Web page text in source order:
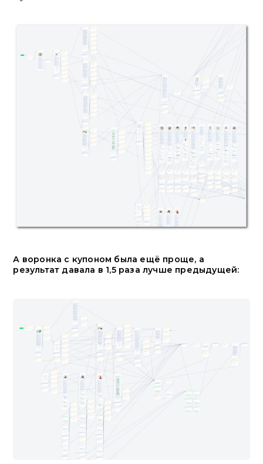
А воронка с купоном была ещё проще, а
результат давала в 1,5 раза лучше предыдущей: